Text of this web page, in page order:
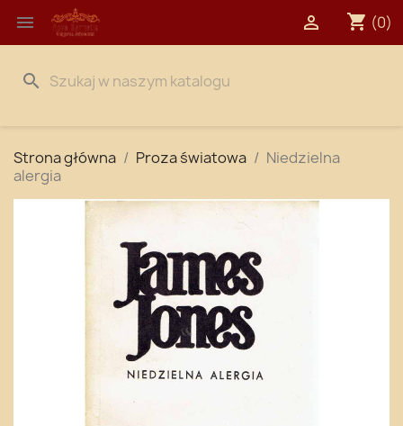
 shopping_cart (0)

search
Strona główna Proza światowa
Niedzielna
alergia